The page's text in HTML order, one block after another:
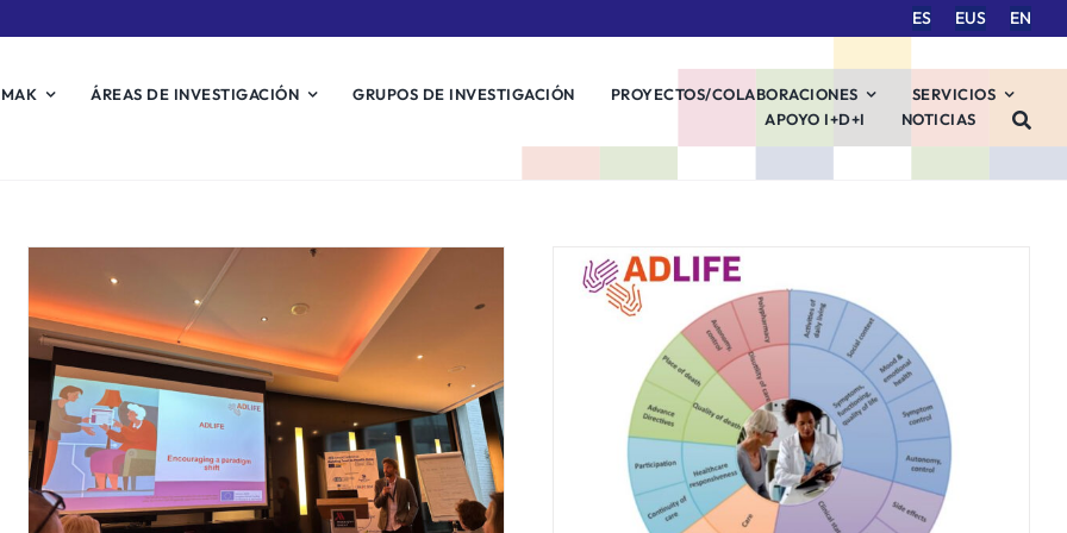
ES EUS EN
ÁREAS DE INVESTIGACIÓN GRUPOS DE INVESTIGACIÓN PROYECTOS/COLABORACIONES
SERVICIOS
APOYO I+D+I
NOTICIAS
El proyecto europeo ADLIFE
apuesta por los resultados en
salud centrados en el
paciente
Noticias Biosistemak